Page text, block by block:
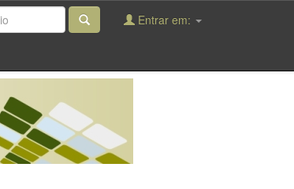
Entrar em: